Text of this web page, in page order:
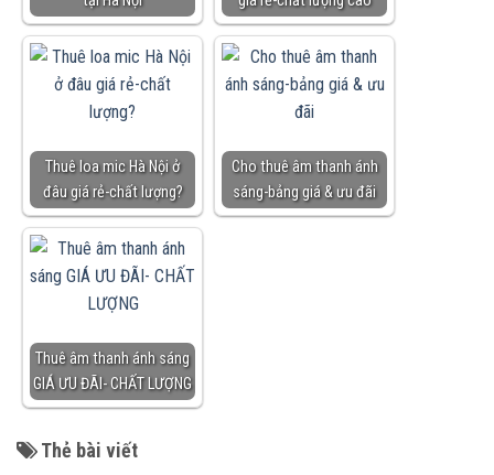
Thuê loa mic Hà Nội ở
đâu giá rẻ-chất lượng?
Cho thuê âm thanh ánh
sáng-bảng giá & ưu đãi
Thuê âm thanh ánh sáng
GIÁ ƯU ĐÃI- CHẤT LƯỢNG
Thẻ bài viết